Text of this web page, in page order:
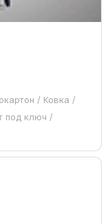
/ Ковка /
под ключ /